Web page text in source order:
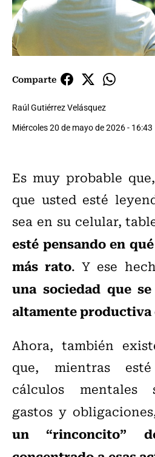
Comparte
Raúl Gutiérrez Velásquez
Miércoles 20 de mayo de 2026 - 16:43
Es muy probable
que usted esté
sea en su celular,
esté pensando en
más rato. Y ese
una sociedad que
altamente productiva
Ahora, también
que, mientras
cálculos mentales
gastos y
un “rinconcito”